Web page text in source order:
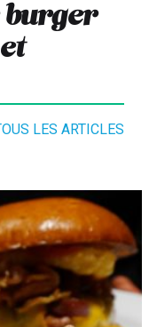
burger
LES ARTICLES